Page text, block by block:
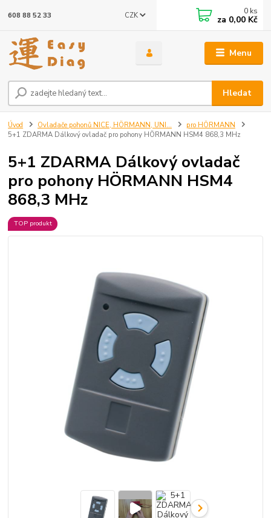
Menu
CZK
Hledat
608 88 52 33 0 ks
za 0,00 Kč
Úvod Ovladače pohonů NICE, HÖRMANN, UNI...
pro HÖRMANN
5+1 ZDARMA Dálkový ovladač pro pohony HÖRMANN HSM4 868,3 MHz
5+1 ZDARMA Dálkový ovladač
pro pohony HÖRMANN HSM4
868,3 MHz
TOP produkt